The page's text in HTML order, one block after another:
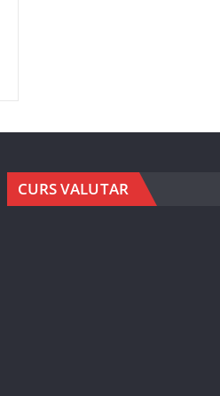
CURS VALUTAR